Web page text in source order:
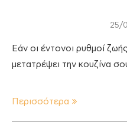
25/
Εάν οι έντονοι ρυθμοί
μετατρέψει την κουζίνα
Περισσότερα